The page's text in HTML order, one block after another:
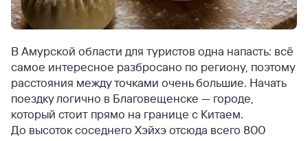
В Амурской области для туристов одна напасть: всё
самое интересное разбросано по региону, поэтому
расстояния между точками очень большие. Начать
поездку логично в Благовещенске — городе,
который стоит прямо на границе с Китаем.
До высоток соседнего Хэйхэ отсюда всего 800